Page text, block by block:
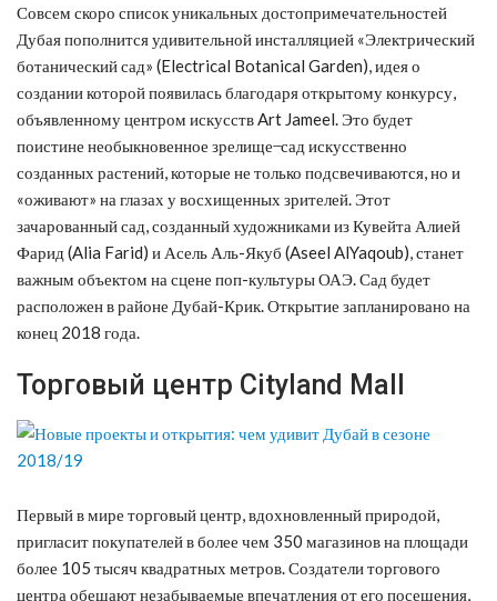
Совсем скоро список уникальных достопримечательностей
Дубая пополнится удивительной инсталляцией «Электрический
ботанический сад» (Electrical Botanical Garden), идея о
создании которой появилась благодаря открытому конкурсу,
объявленному центром искусств Art Jameel. Это будет
поистине необыкновенное зрелище ̶ сад искусственно
созданных растений, которые не только подсвечиваются, но и
«оживают» на глазах у восхищенных зрителей. Этот
зачарованный сад, созданный художниками из Кувейта Алией
Фарид (Alia Farid) и Асель Аль-Якуб (Aseel AlYaqoub), станет
важным объектом на сцене поп-культуры ОАЭ. Сад будет
расположен в районе Дубай-Крик. Открытие запланировано на
конец 2018 года.
Торговый центр Cityland Mall
Первый в мире торговый центр, вдохновленный природой,
пригласит покупателей в более чем 350 магазинов на площади
более 105 тысяч квадратных метров. Создатели торгового
центра обещают незабываемые впечатления от его посещения,